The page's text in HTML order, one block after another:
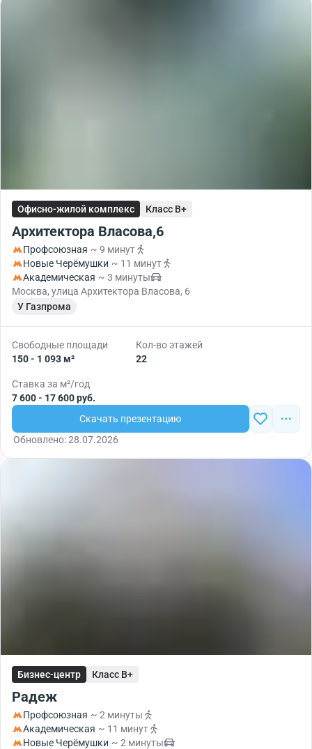
Офисно-жилой комплекс Класс B+
Архитектора Власова,6
Профсоюзная ~ 9 минут
Новые Черёмушки ~ 11 минут
Академическая ~ 3 минуты
Москва, улица Архитектора Власова, 6
У Газпрома
Свободные площади
150 - 1 093 м²
Кол-во этажей
22
Ставка за м²/год
7 600 - 17 600 руб.
Скачать презентацию
Обновлено: 28.07.2026
Бизнес-центр Класс B+
Радеж
Профсоюзная ~ 2 минуты
Академическая ~ 11 минут
Новые Черёмушки ~ 2 минуты